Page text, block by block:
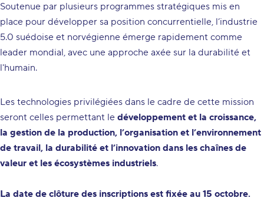
Soutenue par plusieurs programmes stratégiques mis en
place pour développer sa position concurrentielle, l’industrie
5.0 suédoise et norvégienne émerge rapidement comme
leader mondial, avec une approche axée sur la durabilité et
l'humain.
Les technologies privilégiées dans le cadre de cette mission
seront celles permettant le développement et la croissance,
la gestion de la production, l’organisation et l’environnement
de travail, la durabilité et l’innovation dans les chaînes de
valeur et les écosystèmes industriels.
La date de clôture des inscriptions est fixée au 15 octobre.